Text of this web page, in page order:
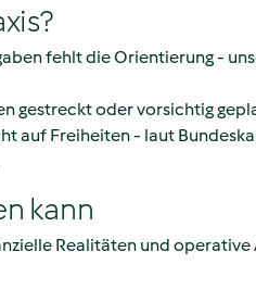
fehlt die Orientierung -
gestreckt oder vorsichtig
auf Freiheiten - laut
kann
Realitäten und